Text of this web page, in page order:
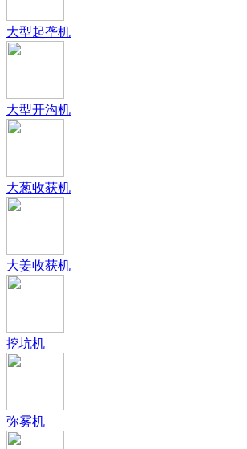
大型起垄机
大型开沟机
大葱收获机
大姜收获机
挖坑机
弥雾机